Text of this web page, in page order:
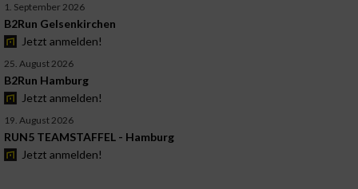
1. September 2026
B2Run Gelsenkirchen
Jetzt anmelden!
25. August 2026
B2Run Hamburg
Jetzt anmelden!
19. August 2026
RUN5 TEAMSTAFFEL - Hamburg
Jetzt anmelden!